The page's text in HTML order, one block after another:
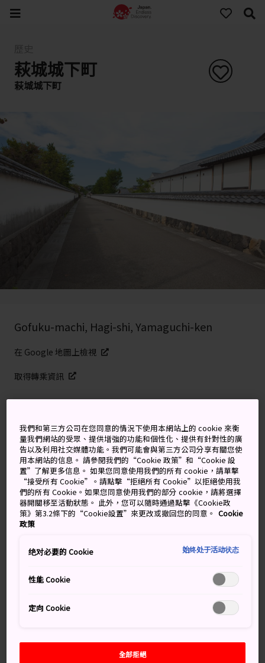
萩城城下町
萩城城下町
Gofuku-machi, Hagi-shi, Yamaguchi-ken
在 Google 地圖上檢視
取得轉乘資訊
關鍵字 地圖
追隨萩城下町迷人街道上的武士
足跡
深入探索萩市
內保存良好的傳統武家屋敷，包括龐大的
菊屋宅邸與精美的日式石造庭園。夏天時懸掛在城下町牆
戶時代（1603-1867）迄今從未改變，且已列入聯合國教
保有傳統十字土塀的巷道－菊屋橫町
我們和第三方公司在您同意的情況下使用本網站上的 cookie 來衡
量我們網站的受眾、提供增強的功能和個性化、提供有針對性的廣
告以及利用社交媒體功能。我們可能會與第三方公司分享有關您使
用本網站的信息。 請參閱我們的“Cookie 政策”和“Cookie 設
置”了解更多信息。 如果您同意使用我們的所有 cookie，請單擊
“接受所有 Cookie”。請點擊“拒絕所有 Cookie”以拒絕使用我
們的所有 Cookie。如果您同意使用我們的部分 cookie，請將選擇
器開關移至活動狀態。 此外，您可以隨時通過點擊《Cookie政
策》第3.2條下的“Cookie設置”來更改或撤回您的同意。 Cookie
政策
绝对必要的 Cookie 始终处于活动状态
性能 Cookie
定向 Cookie
全部拒絕